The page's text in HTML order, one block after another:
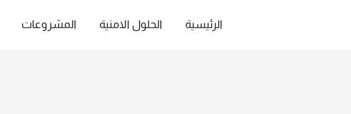
الرئيسية الحلول الامنية المشروعات